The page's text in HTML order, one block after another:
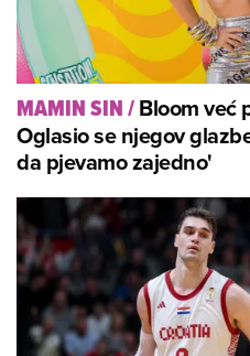
MAMIN SIN/Bloom već
Oglasio se njegov
da pjevamo zajedno'